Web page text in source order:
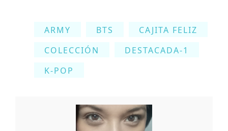
ARMY BTS
CAJITA FELIZ
COLECCIÓN
DESTACADA-1
K-POP